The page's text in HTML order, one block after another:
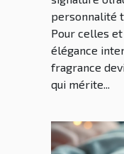
personnalité
Pour celles
élégance
fragrance
qui mérite...